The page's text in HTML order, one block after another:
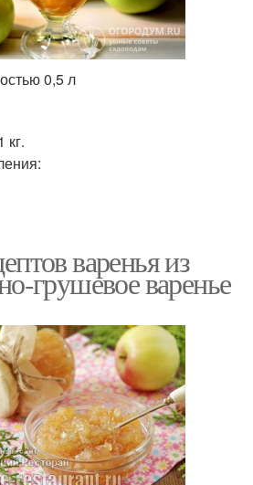
0,5 л
кг.
варенья из
грушевое варенье